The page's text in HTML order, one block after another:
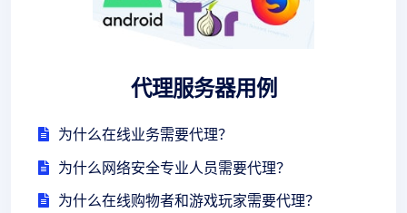
代理服务器用例
为什么在线业务需要代理？
为什么网络安全专业人员需要代理？
为什么在线购物者和游戏玩家需要代理？